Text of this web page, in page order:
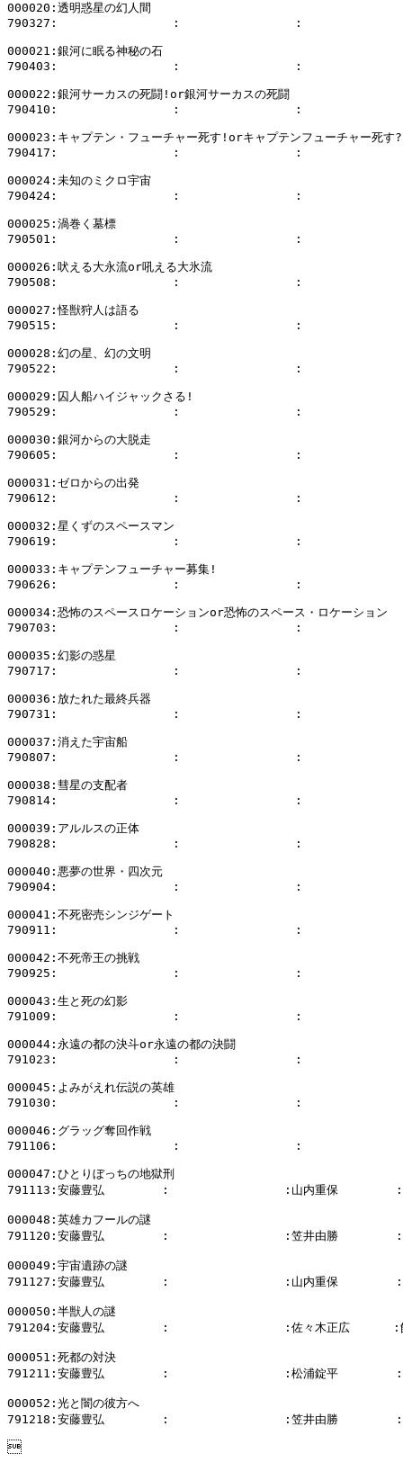
000020:透明惑星の幻人間
790327:                :                :
000021:銀河に眠る神秘の石
790403:                :                :
000022:銀河サーカスの死闘!or銀河サーカスの死闘
790410:                :                :
000023:キャプテン・フューチャー死す!orキャプテンフューチャー死す?
790417:                :                :
000024:未知のミクロ宇宙
790424:                :                :
000025:渦巻く墓標
790501:                :                :
000026:吠える大永流or吼える大氷流
790508:                :                :
000027:怪獣狩人は語る
790515:                :                :
000028:幻の星、幻の文明
790522:                :                :
000029:囚人船ハイジャックさる!
790529:                :                :
000030:銀河からの大脱走
790605:                :                :
000031:ゼロからの出発
790612:                :                :
000032:星くずのスペースマン
790619:                :                :
000033:キャプテンフューチャー募集!
790626:                :                :
000034:恐怖のスペースロケーションor恐怖のスペース・ロケーション
790703:                :                :
000035:幻影の惑星
790717:                :                :
000036:放たれた最終兵器
790731:                :                :
000037:消えた宇宙船
790807:                :                :
000038:彗星の支配者
790814:                :                :
000039:アルルスの正体
790828:                :                :
000040:悪夢の世界・四次元
790904:                :                :
000041:不死密売シンジゲート
790911:                :                :
000042:不死帝王の挑戦
790925:                :                :
000043:生と死の幻影
791009:                :                :
000044:永遠の都の決斗or永遠の都の決闘
791023:                :                :
000045:よみがえれ伝説の英雄
791030:                :                :
000046:グラッグ奪回作戦
791106:                :                :
000047:ひとりぼっちの地獄刑
791113:安藤豊弘        :                :山内重保        :菊
000048:英雄カフールの謎
791120:安藤豊弘        :                :笠井由勝        :飯
000049:宇宙遺跡の謎
791127:安藤豊弘        :                :山内重保        :飯
000050:半獣人の謎
791204:安藤豊弘        :                :佐々木正広      :飯
000051:死都の対決
791211:安藤豊弘        :                :松浦錠平        :飯
000052:光と闇の彼方へ
